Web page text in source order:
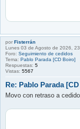
por Fisterrán
Lunes 03 de Agosto de 2026,
Foro: Seguimiento de cedidos
Tema: Pablo Parada [CD Boiro]
Respuestas: 5
Vistas: 5567
Re: Pablo Parada
Movo con retraso a